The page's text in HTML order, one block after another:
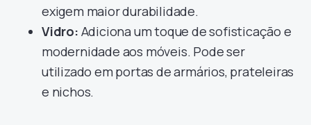
exigem maior durabilidade.
Vidro: Adiciona um toque de sofisticação e
modernidade aos móveis. Pode ser
utilizado em portas de armários, prateleiras
e nichos.